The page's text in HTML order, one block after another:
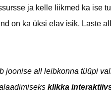
ja kelle liikmed ka ise
on ka üksi elav isik. Laste
joonise all leibkonna tüüpi
klikka